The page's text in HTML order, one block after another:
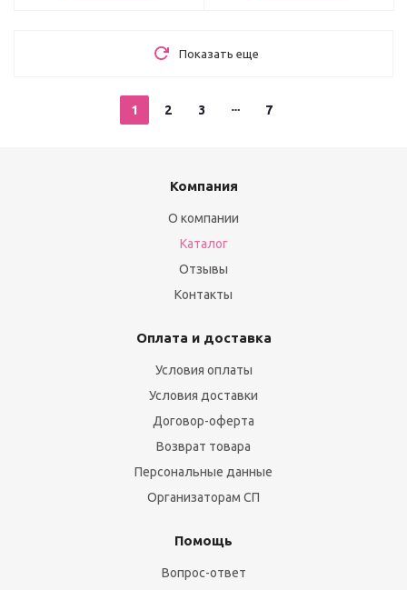
Показать еще
1 2 3 7
Компания
О компании
Каталог
Отзывы
Контакты
Оплата и доставка
Условия оплаты
Условия доставки
Договор-оферта
Возврат товара
Персональные данные
Организаторам СП
Помощь
Вопрос-ответ